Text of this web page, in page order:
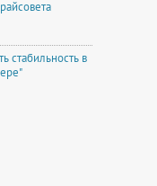
стабильность в